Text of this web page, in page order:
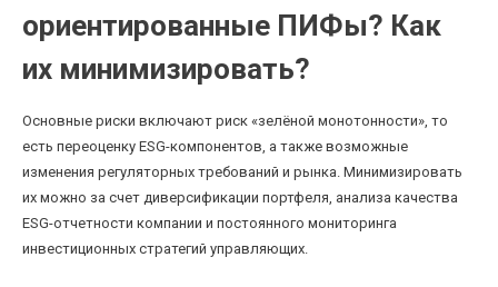
ориентированные ПИФы? Как
их минимизировать?
Основные риски включают риск «зелёной монотонности», то
есть переоценку ESG-компонентов, а также возможные
изменения регуляторных требований и рынка. Минимизировать
их можно за счет диверсификации портфеля, анализа качества
ESG-отчетности компании и постоянного мониторинга
инвестиционных стратегий управляющих.